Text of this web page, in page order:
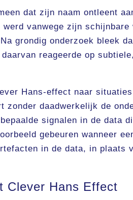
dat zijn naam ontleent
vanwege zijn
grondig onderzoek bleek
reageerde op
Hans-effect naar
daadwerkelijk de
signalen in de data
gebeuren wanneer
in de data, in plaats
Clever Hans Effect